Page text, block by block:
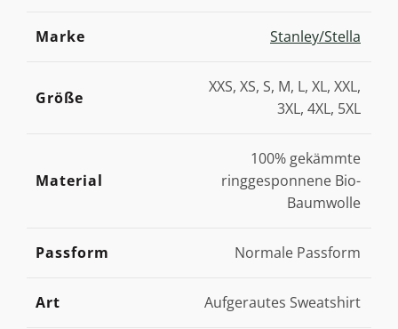
Marke Stanley/Stella
Größe
XXS, XS, S, M, L, XL, XXL,
3XL, 4XL, 5XL
Material
100% gekämmte
ringgesponnene Bio-
Baumwolle
Passform Normale Passform
Art Aufgerautes Sweatshirt